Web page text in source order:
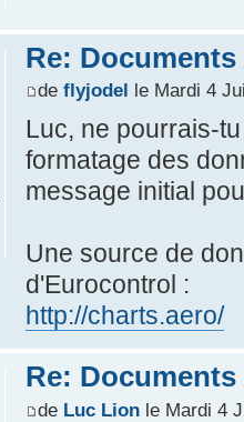
Re:
de flyjodel le Mardi 4
Luc, ne pourrais-
formatage des
message initial
Une source de
d'Eurocontrol :
http://charts.aero/
Re:
de Luc Lionle Mardi 4